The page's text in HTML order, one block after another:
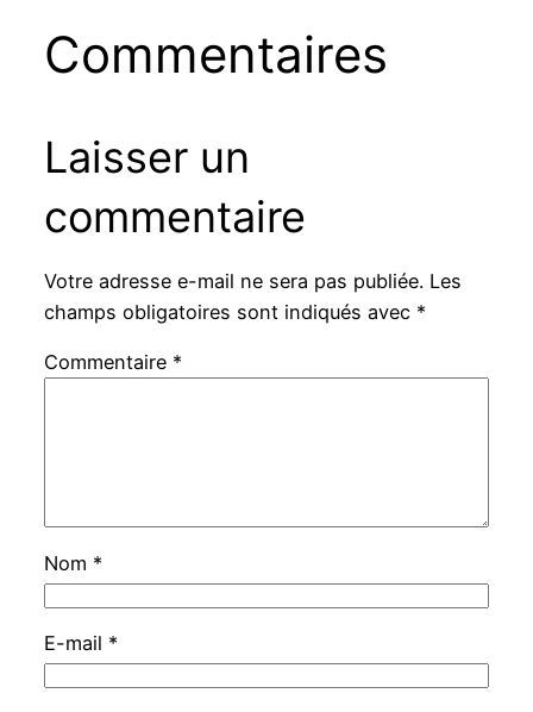
Commentaires
Laisser un
commentaire
Votre adresse e-mail ne sera pas publiée. Les
champs obligatoires sont indiqués avec *
Commentaire *
Nom *
E-mail *